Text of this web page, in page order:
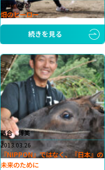
2016.09.20
畑のヒーロー
続きを見る
落合 博美
2013.03.26
『NIPPON』ではなく、『日本』の
未来のために